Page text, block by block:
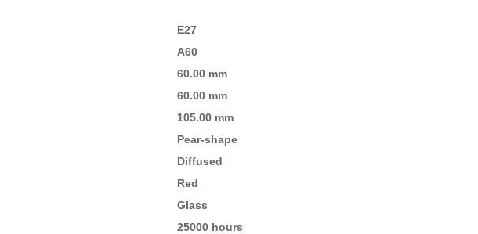
E27
A60
60.00 mm
60.00 mm
105.00 mm
Pear-shape
Diffused
Red
Glass
25000 hours